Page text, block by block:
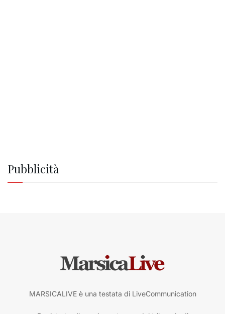
Pubblicità
MARSICALIVE è una testata di LiveCommunication